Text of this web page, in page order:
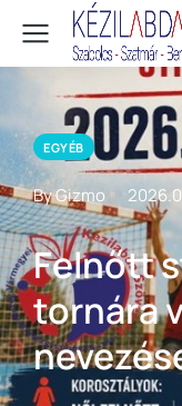
EGYÉB
By Gizmo
Felnőtt
tornára